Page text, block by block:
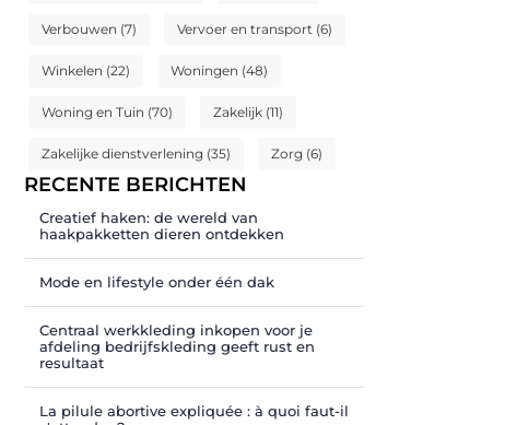
Verbouwen (7) Vervoer en transport (6)
Winkelen (22) Woningen (48)
Woning en Tuin (70) Zakelijk (11)
Zakelijke dienstverlening (35) Zorg (6)
RECENTE BERICHTEN
Creatief haken: de wereld van
haakpakketten dieren ontdekken
Mode en lifestyle onder één dak
Centraal werkkleding inkopen voor je
afdeling bedrijfskleding geeft rust en
resultaat
La pilule abortive expliquée : à quoi faut-il